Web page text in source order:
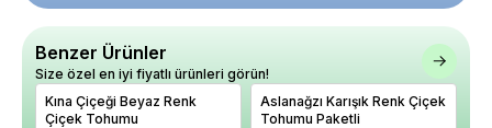
Benzer Ürünler
Size özel en iyi fiyatlı ürünleri görün!
Kına Çiçeği Beyaz Renk
Çiçek Tohumu
Aslanağzı Karışık Renk Çiçek
Tohumu Paketli